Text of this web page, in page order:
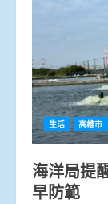
生活 高雄市
海洋局提
早防範